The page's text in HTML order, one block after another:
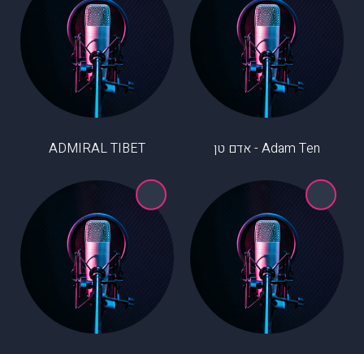
Adam Ten - אדם טן ADMIRAL TIBET